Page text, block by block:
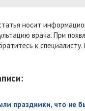
носит
врача. При
к
праздники, что не